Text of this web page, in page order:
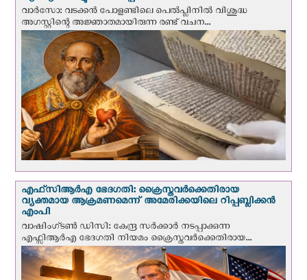
വാര്‍സോ: വടക്കൻ പോളണ്ടിലെ പെൽപ്ലിനില്‍ വിശുദ്ധ
അഗസ്റ്റിന്റെ അജ്ഞാതമായിരുന്ന രണ്ട് വചന...
എഫ്‌സി‌ആര്‍‌എ ഭേദഗതി: ക്രൈസ്തവർക്കെതിരായ
വ്യക്തമായ ആക്രമണമെന്ന് അമേരിക്കയിലെ റിപ്പബ്ലിക്കൻ
എംപി
വാഷിംഗ്ടണ്‍ ഡി‌സി: കേന്ദ്ര സർക്കാർ നടപ്പാക്കുന്ന
എഫ്സിആർഎ ഭേദഗതി നിയമം ക്രൈസ്തവർക്കെതിരായ...